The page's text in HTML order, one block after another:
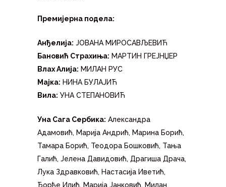
Премијерна подела:
Анђелија: ЈОВАНА МИРОСАВЉЕВИЋ
Бановић Страхиња: МАРТИН ГРЕЈНЏЕР
Влах Алија: МИЛАН РУС
Мајка: НИНА БУЛАЈИЋ
Вила: УНА СТЕПАНОВИЋ
Уна Сага Сербика: Александра
Адамовић, Марија Андрић, Марина Борић,
Тамара Борић, Теодора Бошковић, Тања
Галић, Јелена Давидовић, Драгиша Драча,
Лука Здравковић, Настасија Иветић,
Ђорђе Илић, Марија Јанковић, Милан